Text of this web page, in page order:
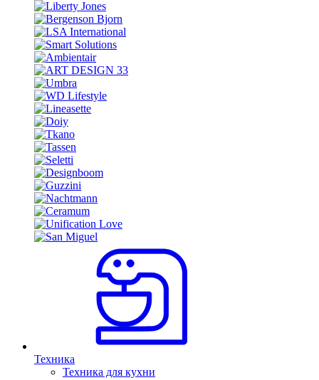
Техника
Техника для кухни